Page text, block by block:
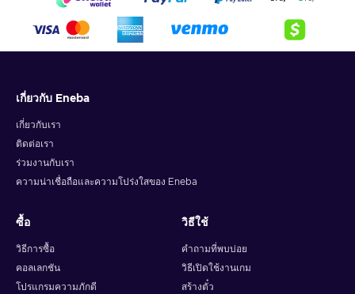
เกี่ยวกับ Eneba
เกี่ยวกับเรา
ติดต่อเรา
ร่วมงานกับเรา
ความน่าเชื่อถือและความโปร่งใสของ Eneba
ซื้อ
วิธีการซื้อ
คอลเลกชัน
โปรแกรมความภักดี
วิธีใช้
คำถามที่พบบ่อย
วิธีเปิดใช้งานเกม
สร้างตั๋ว